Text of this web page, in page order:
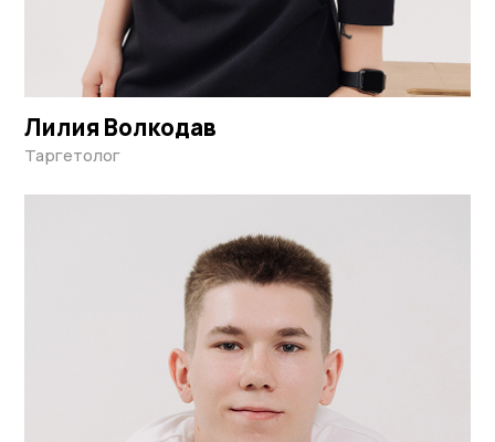
Лилия Волкодав
Таргетолог